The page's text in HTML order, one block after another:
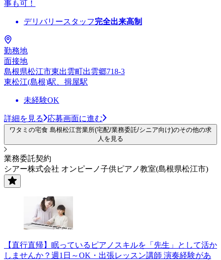
事も可！
デリバリースタッフ完全出来高制
勤務地
面接地
島根県松江市東出雲町出雲郷718-3
東松江(島根)駅、揖屋駅
未経験OK
詳細を見る 応募画面に進む
ワタミの宅食 島根松江営業所(宅配/業務委託/シニア向け)のその他の求
人を見る
業務委託契約
シアー株式会社 オンピーノ子供ピアノ教室(島根県松江市)
【直行直帰】眠っているピアノスキルを「先生」として活か
しませんか？週1日～OK・出張レッスン講師 演奏経験があ